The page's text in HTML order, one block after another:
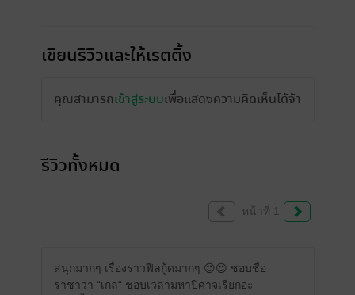
เขียนรีวิวและให้เรตติ้ง
คุณสามารถเข้าสู่ระบบเพื่อแสดงความคิดเห็นได้จ้า
รีวิวทั้งหมด
หน้าที่ 1
สนุกมากๆ เรื่องราวฟีลกู้ดมากๆ 😍😍 ชอบชื่อ
ราชาว่า “เกล“ ชอบเวลามหาปิศาจเรียกอ่ะ